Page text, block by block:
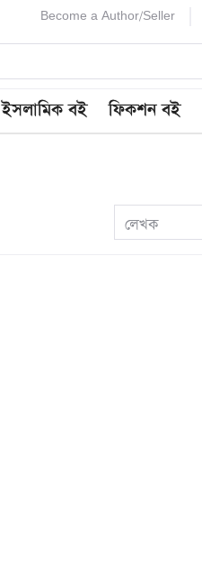
Become a Author/Seller
ইসলামিক বই ফিকশন বই
লেখক